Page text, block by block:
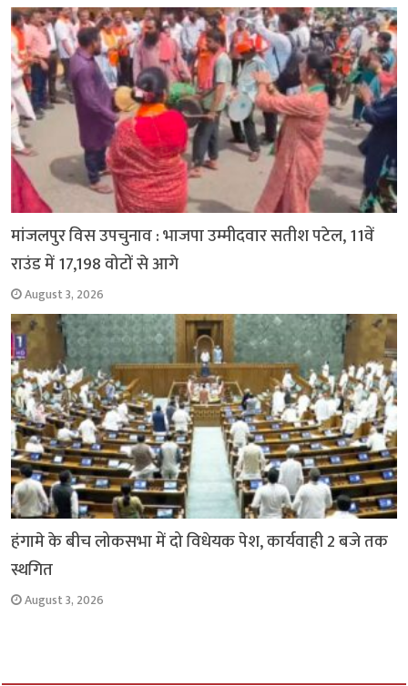
मांजलपुर विस उपचुनाव : भाजपा उम्मीदवार सतीश पटेल, 11वें
राउंड में 17,198 वोटों से आगे
August 3, 2026
हंगामे के बीच लोकसभा में दो विधेयक पेश, कार्यवाही 2 बजे तक
स्थगित
August 3, 2026